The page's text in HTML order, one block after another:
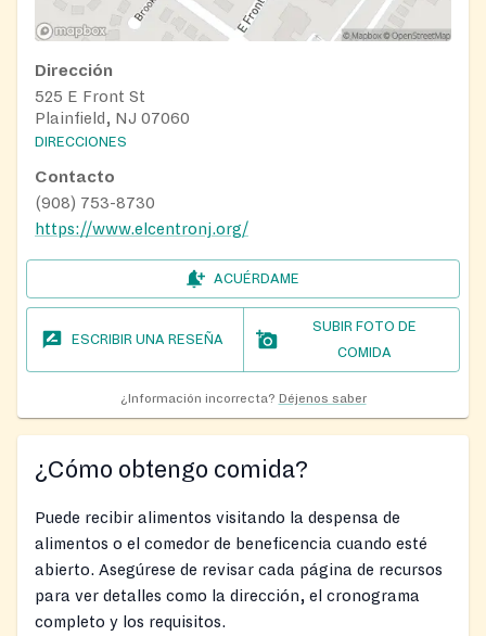
Dirección
525 E Front St
Plainfield, NJ 07060
DIRECCIONES
Contacto
(908) 753-8730
https://www.elcentronj.org/
ACUÉRDAME
ESCRIBIR UNA RESEÑA
SUBIR FOTO DE
COMIDA
¿Información incorrecta? Déjenos saber
¿Cómo obtengo comida?
Puede recibir alimentos visitando la despensa de
alimentos o el comedor de beneficencia cuando esté
abierto. Asegúrese de revisar cada página de recursos
para ver detalles como la dirección, el cronograma
completo y los requisitos.